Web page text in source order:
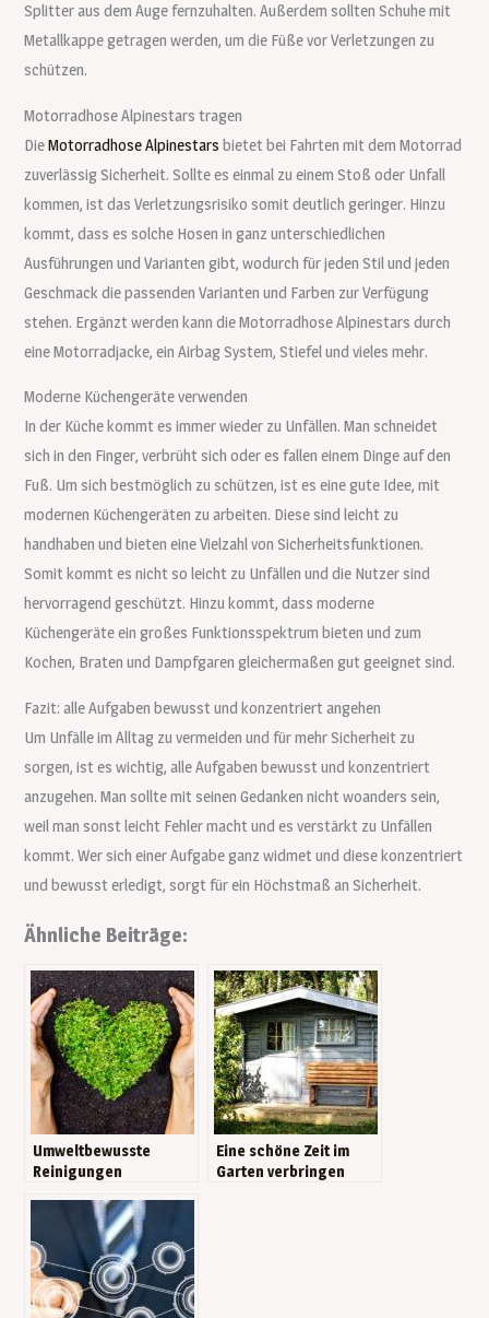
Splitter aus dem Auge fernzuhalten. Außerdem sollten Schuhe mit
Metallkappe getragen werden, um die Füße vor Verletzungen zu
schützen.
Motorradhose Alpinestars tragen
DieMotorradhose Alpinestars bietet bei Fahrten mit dem Motorrad
zuverlässig Sicherheit. Sollte es einmal zu einem Stoß oder Unfall
kommen, ist das Verletzungsrisiko somit deutlich geringer. Hinzu
kommt, dass es solche Hosen in ganz unterschiedlichen
Ausführungen und Varianten gibt, wodurch für jeden Stil und jeden
Geschmack die passenden Varianten und Farben zur Verfügung
stehen. Ergänzt werden kann die Motorradhose Alpinestars durch
eine Motorradjacke, ein Airbag System, Stiefel und vieles mehr.
Moderne Küchengeräte verwenden
In der Küche kommt es immer wieder zu Unfällen. Man schneidet
sich in den Finger, verbrüht sich oder es fallen einem Dinge auf den
Fuß. Um sich bestmöglich zu schützen, ist es eine gute Idee, mit
modernen Küchengeräten zu arbeiten. Diese sind leicht zu
handhaben und bieten eine Vielzahl von Sicherheitsfunktionen.
Somit kommt es nicht so leicht zu Unfällen und die Nutzer sind
hervorragend geschützt. Hinzu kommt, dass moderne
Küchengeräte ein großes Funktionsspektrum bieten und zum
Kochen, Braten und Dampfgaren gleichermaßen gut geeignet sind.
Fazit: alle Aufgaben bewusst und konzentriert angehen
Um Unfälle im Alltag zu vermeiden und für mehr Sicherheit zu
sorgen, ist es wichtig, alle Aufgaben bewusst und konzentriert
anzugehen. Man sollte mit seinen Gedanken nicht woanders sein,
weil man sonst leicht Fehler macht und es verstärkt zu Unfällen
kommt. Wer sich einer Aufgabe ganz widmet und diese konzentriert
und bewusst erledigt, sorgt für ein Höchstmaß an Sicherheit.
Ähnliche Beiträge:
Umweltbewusste
Reinigungen
Eine schöne Zeit im
Garten verbringen